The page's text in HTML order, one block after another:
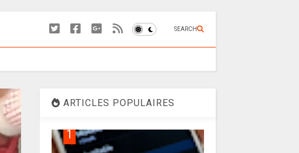
SEARCH
ARTICLES POPULAIRES
1